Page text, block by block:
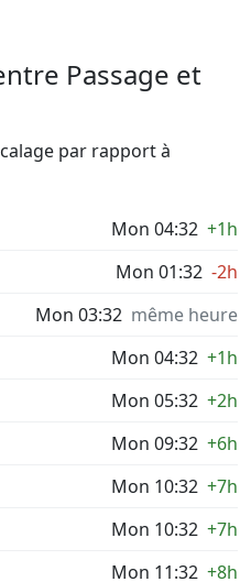
Passage et
par rapport à
Mon 04:32 +1h
Mon 01:32 -2h
Mon 03:32 même heure
Mon 04:32 +1h
Mon 05:32 +2h
Mon 09:32 +6h
Mon 10:32 +7h
Mon 10:32 +7h
Mon 11:32 +8h